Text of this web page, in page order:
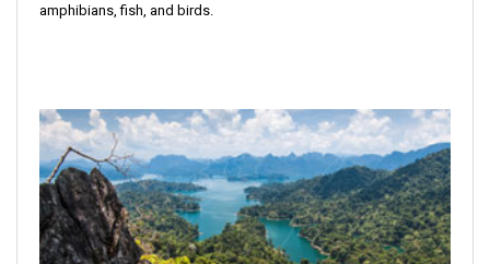
amphibians, fish, and birds.